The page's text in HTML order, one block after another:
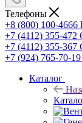
Телефоны
+8 (800) 100-4666
+7 (4112) 355-472
+7 (4112) 355-367
+7 (924) 765-70-19
Каталог